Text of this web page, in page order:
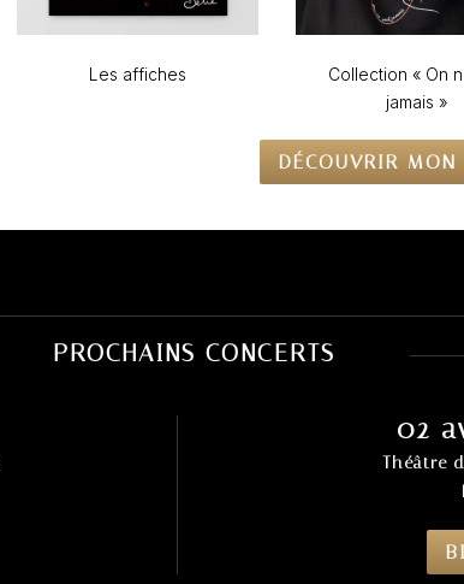
Les affiches
Collection « On
jamais »
DÉCOUVRIR MON
PROCHAINS CONCERTS
02
Théâtre